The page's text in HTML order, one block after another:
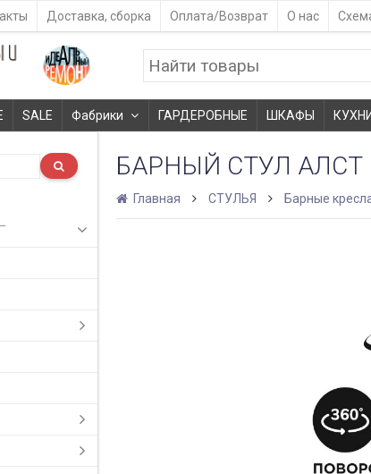
Доставка, сборка Оплата/Возврат О нас
SALE Фабрики ГАРДЕРОБНЫЕ ШКАФЫ КУХНИ
БАРНЫЙ СТУЛ
Главная СТУЛЬЯ Барные